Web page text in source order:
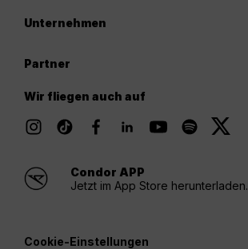
Unternehmen
Partner
Wir fliegen auch auf
Condor APP
Jetzt im App Store herunterladen.
Cookie-Einstellungen